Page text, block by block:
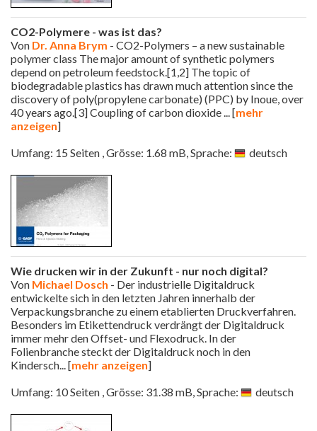
CO2-Polymere - was ist das?
Von Dr. Anna Brym - CO2-Polymers – a new sustainable
polymer class The major amount of synthetic polymers
depend on petroleum feedstock.[1,2] The topic of
biodegradable plastics has drawn much attention since the
discovery of poly(propylene carbonate) (PPC) by Inoue, over
40 years ago.[3] Coupling of carbon dioxide... [mehr
anzeigen]
Umfang: 15 Seiten , Grösse: 1.68 mB, Sprache:
deutsch
Wie drucken wir in der Zukunft - nur noch digital?
Von Michael Dosch - Der industrielle Digitaldruck
entwickelte sich in den letzten Jahren innerhalb der
Verpackungsbranche zu einem etablierten Druckverfahren.
Besonders im Etikettendruck verdrängt der Digitaldruck
immer mehr den Offset- und Flexodruck. In der
Folienbranche steckt der Digitaldruck noch in den
Kindersch... [mehr anzeigen]
Umfang: 10 Seiten , Grösse: 31.38 mB, Sprache:
deutsch